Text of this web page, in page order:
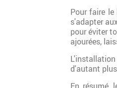
Pour faire
s'adapter
pour éviter
ajourées,
d'autant